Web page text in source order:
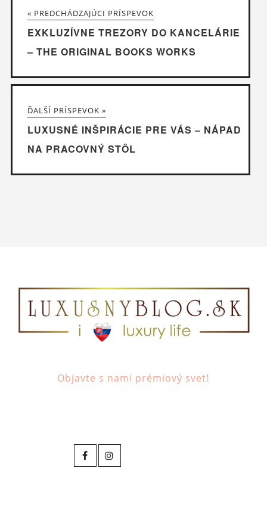
« PREDCHÁDZAJÚCI PRÍSPEVOK
EXKLUZÍVNE TREZORY DO KANCELÁRIE
– THE ORIGINAL BOOKS WORKS
ĎALŠÍ PRÍSPEVOK »
LUXUSNÉ INŠPIRÁCIE PRE VÁS – NÁPAD
NA PRACOVNÝ STÔL
Objavte s nami prémiový svet!